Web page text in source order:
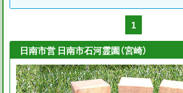
1
日南市営 日南市石河霊園（宮崎）